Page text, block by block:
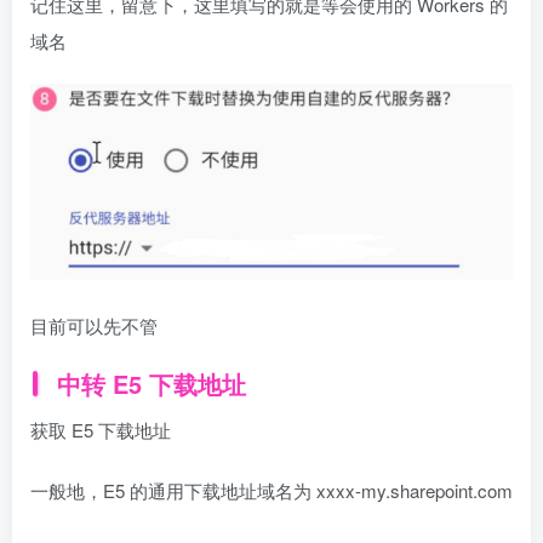
域名
目前可以先不管
中转 E5 下载地址
获取 E5 下载地址
一般地，E5 的通用下载地址域名为 xxxx-my.sharepoint.com